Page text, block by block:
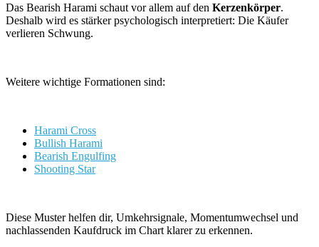
Das Bearish Harami schaut vor allem auf den Kerzenkörper.
Deshalb wird es stärker psychologisch interpretiert: Die Käufer
verlieren Schwung.
Weitere wichtige Formationen sind:
Harami Cross
Bullish Harami
Bearish Engulfing
Shooting Star
Diese Muster helfen dir, Umkehrsignale, Momentumwechsel und
nachlassenden Kaufdruck im Chart klarer zu erkennen.